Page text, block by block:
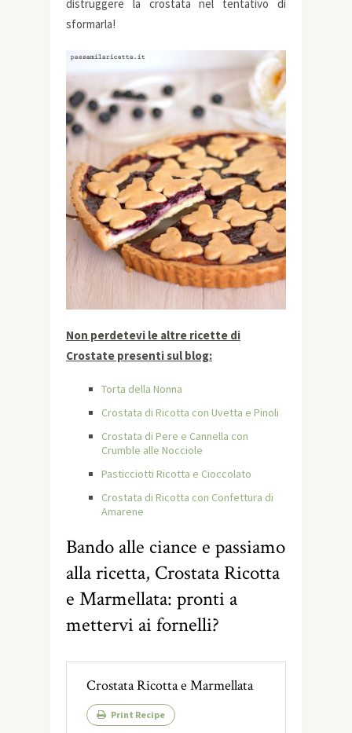
distruggere la crostata nel tentativo di
sformarla!
Non perdetevi le altre ricette di
Crostate presenti sul blog:
Torta della Nonna
Crostata di Ricotta con Uvetta e Pinoli
Crostata di Pere e Cannella con
Crumble alle Nocciole
Pasticciotti Ricotta e Cioccolato
Crostata di Ricotta con Confettura di
Amarene
Bando alle ciance e passiamo
alla ricetta, Crostata Ricotta
e Marmellata: pronti a
mettervi ai fornelli?
Crostata Ricotta e Marmellata
Print Recipe